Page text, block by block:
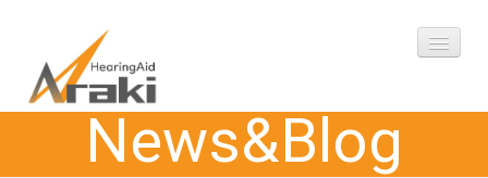
News&Blog